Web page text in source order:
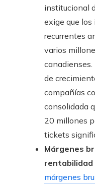
institucional
exige que los
recurrentes
varios
canadienses.
de
compañías
consolidada
20 millones
tickets
Márgenes
rentabilidad
márgenes